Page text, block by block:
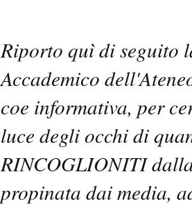
Riporto quì di seguito
Accademico
coe informativa, per
luce degli occhi di
RINCOGLIONITI
propinata dai media,